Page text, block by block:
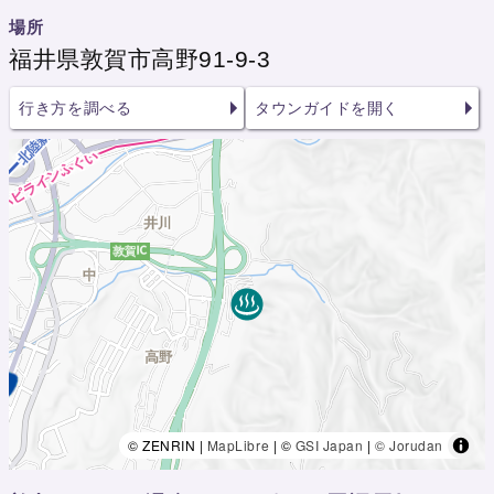
場所
福井県敦賀市高野91-9-3
行き方を調べる タウンガイドを開く
© ZENRIN | MapLibre | © GSI Japan |© Jorudan